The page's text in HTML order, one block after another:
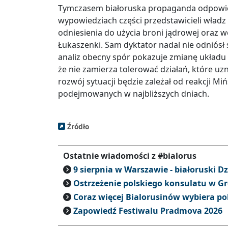
Tymczasem białoruska propaganda
wypowiedziach części przedstawicieli
odniesienia do użycia broni jądrowej oraz
Łukaszenki. Sam dyktator nadal nie
analiz obecny spór pokazuje zmianę
że nie zamierza tolerować działań, które
rozwój sytuacji będzie zależał od reakcji
podejmowanych w najbliższych dniach.
Źródło
Ostatnie wiadomości z #bialorus
9 sierpnia w Warszawie - białoruski
Ostrzeżenie polskiego konsulatu w
Coraz więcej Bialorusinów wybiera
Zapowiedź Festiwalu Pradmova 2026